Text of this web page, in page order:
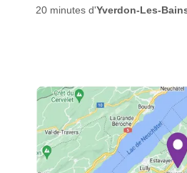
20 minutes d'Yverdon-Les-